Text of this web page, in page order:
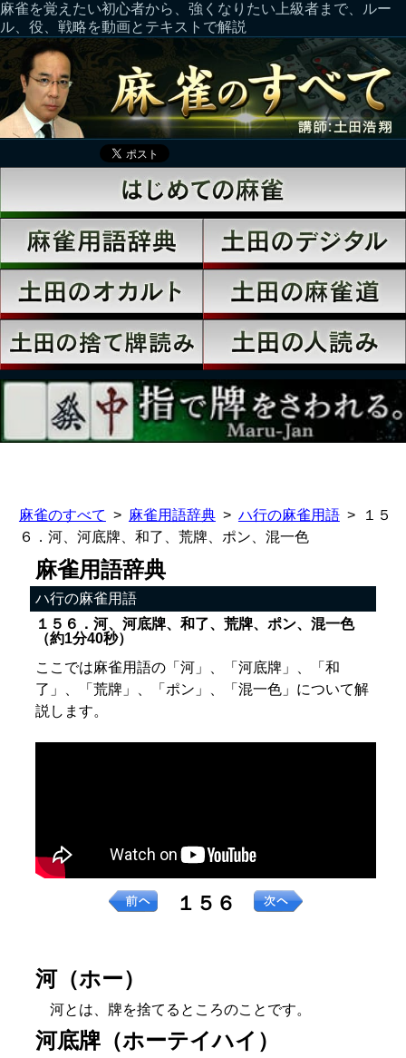
麻雀を覚えたい初心者から、強くなりたい上級者まで、ルー
ル、役、戦略を動画とテキストで解説
麻雀のすべて 麻雀用語辞典 ハ行の麻雀用語
１５
６．河、河底牌、和了、荒牌、ポン、混一色
麻雀用語辞典
ハ行の麻雀用語
１５６．河、河底牌、和了、荒牌、ポン、混一色
（約1分40秒）
ここでは麻雀用語の「河」、「河底牌」、「和
了」、「荒牌」、「ポン」、「混一色」について解
説します。
１５６
河（ホー）
河とは、牌を捨てるところのことです。
河底牌（ホーテイハイ）